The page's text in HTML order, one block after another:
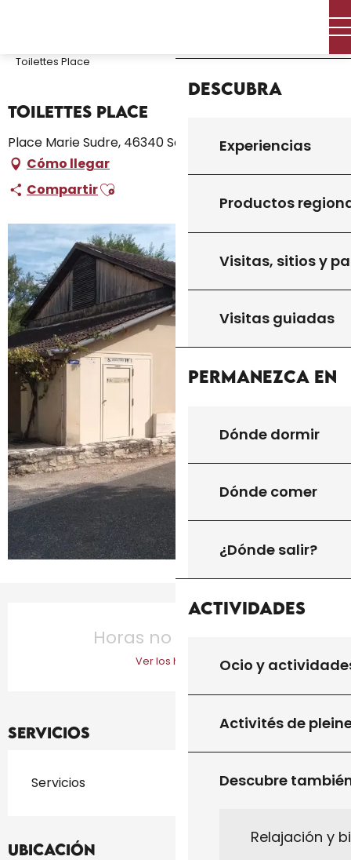
principal
Descubra
Experiencias
Productos
Visitas, sitios y
Visitas guiadas
Permanezca en
Dónde dormir
Dónde comer
¿Dónde salir?
Actividades
Ocio y
Activités de
Descubre
Relajación y
Toilettes Place
Toilettes Place
Place Marie Sudre, 46340 Salviac
Cómo llegar
CompartirAjouter aux favoris
Horarios y datos de contacto
Horas no resueltas
Ver los horarios
Servicios
Servicios
Ubicación